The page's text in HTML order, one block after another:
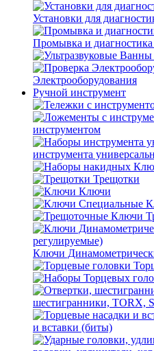
Установки для
Промывка и
Электрооборудования
Ручной инструмент
инструментом
инструмента
Трещотки
Ключи
Ключи
шестигранники, TORX,
и вставки (биты)